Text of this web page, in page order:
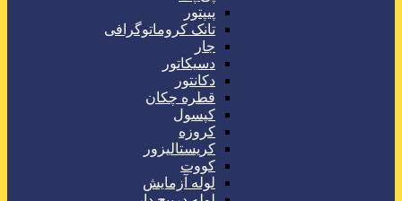
پیپتور
تانک کروماتوگرافی
جار
دسیکاتور
دکانتور
قطره چکان
کپسول
کروزه
کریستالیزور
کووت
لوله آزمایش